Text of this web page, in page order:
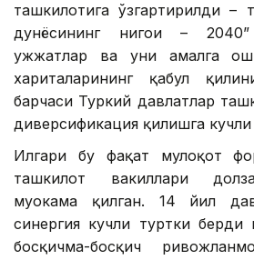
ташкилотига ўзгартирилди –
дунёсининг нигоҳи –
ҳужжатлар ва уни амалга
хариталарининг қабул
барчаси Туркий давлатлар
диверсификация қилишга
Илгари бу фақат мулоқот
ташкилот вакиллари
муҳокама қилган. 14 йил
синергия кучли туртки
босқичма-босқич